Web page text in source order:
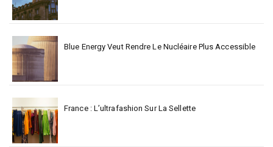
Blue Energy Veut Rendre Le Nucléaire Plus Accessible
France : L’ultrafashion Sur La Sellette